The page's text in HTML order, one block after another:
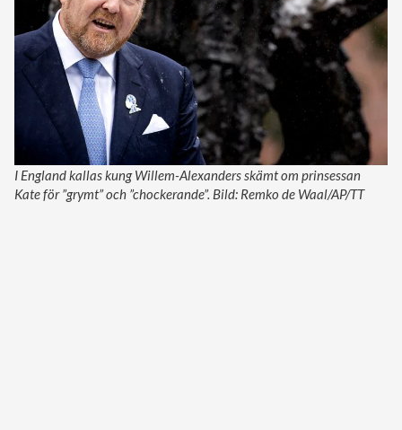
I England kallas kung Willem-Alexanders skämt om prinsessan
Kate för ”grymt” och ”chockerande”. Bild: Remko de Waal/AP/TT